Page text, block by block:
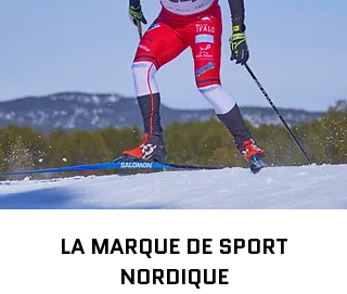
LA MARQUE DE SPORT
NORDIQUE